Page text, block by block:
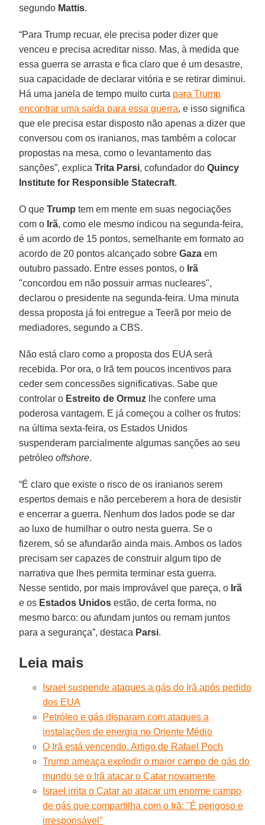
segundo Mattis.
“Para Trump recuar, ele precisa poder dizer que
venceu e precisa acreditar nisso. Mas, à medida que
essa guerra se arrasta e fica claro que é um desastre,
sua capacidade de declarar vitória e se retirar diminui.
Há uma janela de tempo muito curta para Trump
encontrar uma saída para essa guerra, e isso significa
que ele precisa estar disposto não apenas a dizer que
conversou com os iranianos, mas também a colocar
propostas na mesa, como o levantamento das
sanções”, explicaTrita Parsi, cofundador doQuincy
Institute for Responsible Statecraft.
O queTrump tem em mente em suas negociações
com o Irã, como ele mesmo indicou na segunda-feira,
é um acordo de 15 pontos, semelhante em formato ao
acordo de 20 pontos alcançado sobreGaza em
outubro passado. Entre esses pontos, o Irã
"concordou em não possuir armas nucleares",
declarou o presidente na segunda-feira. Uma minuta
dessa proposta já foi entregue a Teerã por meio de
mediadores, segundo a CBS.
Não está claro como a proposta dos EUA será
recebida. Por ora, o Irã tem poucos incentivos para
ceder sem concessões significativas. Sabe que
controlar o Estreito de Ormuz lhe confere uma
poderosa vantagem. E já começou a colher os frutos:
na última sexta-feira, os Estados Unidos
suspenderam parcialmente algumas sanções ao seu
petróleooffshore.
“É claro que existe o risco de os iranianos serem
espertos demais e não perceberem a hora de desistir
e encerrar a guerra. Nenhum dos lados pode se dar
ao luxo de humilhar o outro nesta guerra. Se o
fizerem, só se afundarão ainda mais. Ambos os lados
precisam ser capazes de construir algum tipo de
narrativa que lhes permita terminar esta guerra.
Nesse sentido, por mais improvável que pareça, o Irã
e os Estados Unidos estão, de certa forma, no
mesmo barco: ou afundam juntos ou remam juntos
para a segurança”, destaca Parsi.
Leia mais
Israel suspende ataques a gás do Irã após pedido
dos EUA
Petróleo e gás disparam com ataques a
instalações de energia no Oriente Médio
O Irã está vencendo. Artigo de Rafael Poch
Trump ameaça explodir o maior campo de gás do
mundo se o Irã atacar o Catar novamente
Israel irrita o Catar ao atacar um enorme campo
de gás que compartilha com o Irã: "É perigoso e
irresponsável"